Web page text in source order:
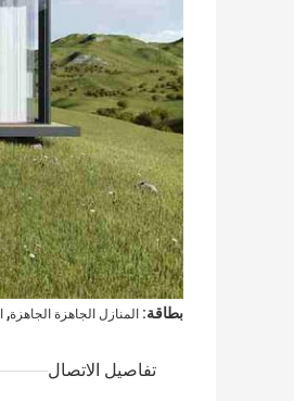
بطاقة: المنازل الجاهزة الجاهزة,
تفاصيل الاتصال